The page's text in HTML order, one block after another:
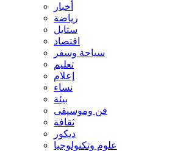
أخبار
رياضة
ستايل
اقتصاد
سياحة وسفر
تعليم
إعلام
نساء
بيئة
فن وموسيقى
ثقافة
ديكور
علوم وتكنولوجيا